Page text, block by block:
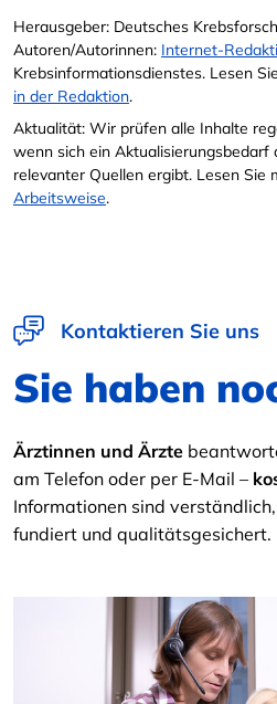
Herausgeber: Deutsches
Autoren/Autorinnen: Internet-
Krebsinformationsdienstes. Lesen
in der Redaktion.
Aktualität: Wir prüfen alle Inhalte
wenn sich ein Aktualisierungsbedarf
relevanter Quellen ergibt. Lesen Sie
Arbeitsweise.
Kontaktieren Sie uns
Sie haben
Ärztinnen und Ärzte
am Telefon oder per E-Mail –
Informationen sind
fundiert und qualitätsgesichert.